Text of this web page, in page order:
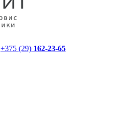
+375 (29) 162-23-65